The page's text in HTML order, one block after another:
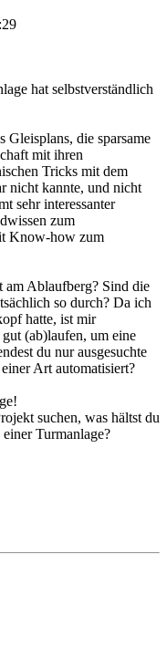
hat selbstverständlich
Gleisplans, die sparsame
mit ihren
Tricks mit dem
nicht kannte, und nicht
sehr interessanter
zum
Know-how zum
am Ablaufberg? Sind die
so durch? Da ich
hatte, ist mir
(ab)laufen, um eine
du nur ausgesuchte
Art automatisiert?
suchen, was hältst du
Turmanlage?